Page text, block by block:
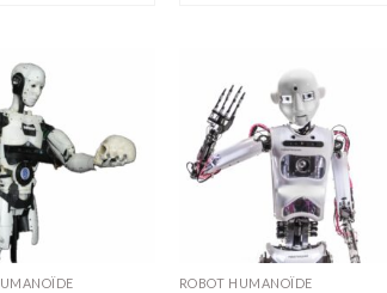
ROBOT HUMANOÏDE